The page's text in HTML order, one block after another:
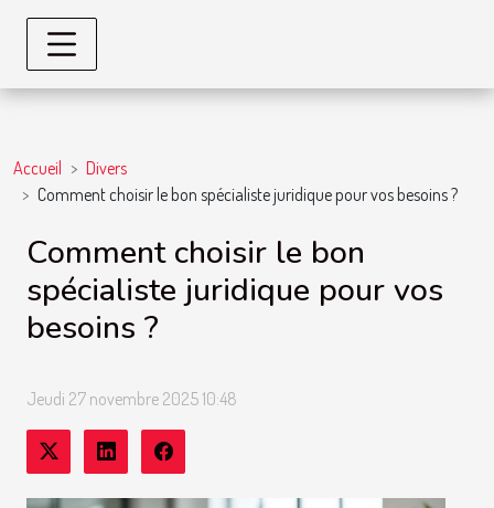
Accueil
Divers
Comment choisir le bon spécialiste juridique pour vos besoins ?
Comment choisir le bon
spécialiste juridique pour vos
besoins ?
Jeudi 27 novembre 2025 10:48